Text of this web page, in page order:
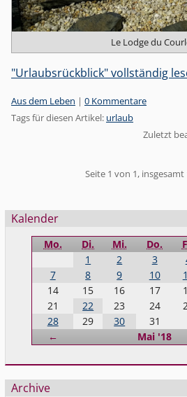
Le Lodge du
"Urlaubsrückblick" vollständig
Kategorien:
Aus dem Leben | 0 Kommentare
Tags für diesen Artikel: urlaub
Zuletzt
Seite 1 von 1, insgesamt
Seitenleiste
Kalender
Mo. Di. Mi. Do.
← Mai '18
1 2 3
7
8 9 10
14
15 16 17
21
22 23 24
28
29 30 31
Archive